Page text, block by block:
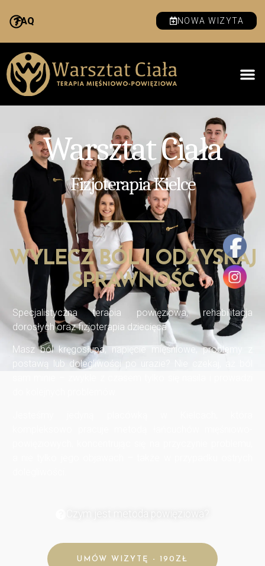
FAQ NOWA WIZYTA
Warsztat Ciała
Fizjoterapia Kielce
WYLECZ BÓL I ODZYSKAJ
SPRAWNOŚĆ
Specjalistyczna terapia powięziowa, rehabilitacja
dorosłych oraz fizjoterapia dziecięca.
Masz ból kręgosłupa, napięcie mięśniowe, problemy z
postawą lub dolegliwości po urazie? Nie czekaj, aż ból
UMÓW WIZYTĘ - 190ZŁ